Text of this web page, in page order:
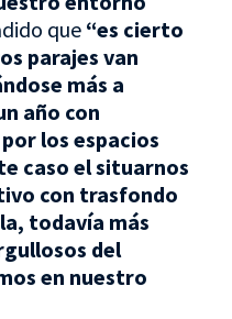
que “es cierto
parajes van
más a
año con
los espacios
caso el situarnos
con trasfondo
todavía más
del
en nuestro